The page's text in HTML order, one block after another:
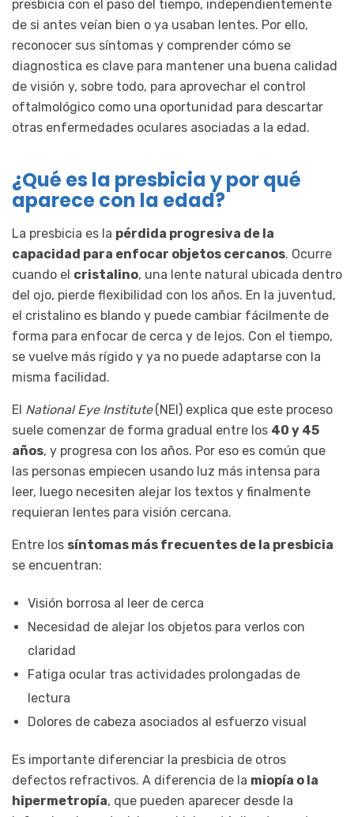
presbicia con el paso del tiempo, independientemente
de si antes veían bien o ya usaban lentes. Por ello,
reconocer sus síntomas y comprender cómo se
diagnostica es clave para mantener una buena calidad
de visión y, sobre todo, para aprovechar el control
oftalmológico como una oportunidad para descartar
otras enfermedades oculares asociadas a la edad.
¿Qué es la presbicia y por qué
aparece con la edad?
La presbicia es la pérdida progresiva de la
capacidad para enfocar objetos cercanos. Ocurre
cuando el cristalino, una lente natural ubicada dentro
del ojo, pierde flexibilidad con los años. En la juventud,
el cristalino es blando y puede cambiar fácilmente de
forma para enfocar de cerca y de lejos. Con el tiempo,
se vuelve más rígido y ya no puede adaptarse con la
misma facilidad.
El National Eye Institute (NEI) explica que este proceso
suele comenzar de forma gradual entre los 40 y 45
años, y progresa con los años. Por eso es común que
las personas empiecen usando luz más intensa para
leer, luego necesiten alejar los textos y finalmente
requieran lentes para visión cercana.
Entre los síntomas más frecuentes de la presbicia
se encuentran:
Visión borrosa al leer de cerca
Necesidad de alejar los objetos para verlos con
claridad
Fatiga ocular tras actividades prolongadas de
lectura
Dolores de cabeza asociados al esfuerzo visual
Es importante diferenciar la presbicia de otros
defectos refractivos. A diferencia de la miopía o la
hipermetropía, que pueden aparecer desde la